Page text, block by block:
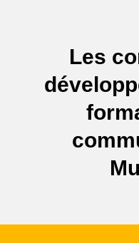
Les